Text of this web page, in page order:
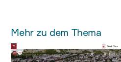
Mehr zu dem Thema